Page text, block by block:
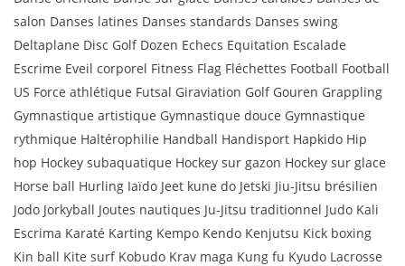
salon Danses latines Danses standards Danses swing
Deltaplane Disc Golf Dozen Echecs Equitation Escalade
Escrime Eveil corporel Fitness Flag Fléchettes Football Football
US Force athlétique Futsal Giraviation Golf Gouren Grappling
Gymnastique artistique Gymnastique douce Gymnastique
rythmique Haltérophilie Handball Handisport Hapkido Hip
hop Hockey subaquatique Hockey sur gazon Hockey sur glace
Horse ball Hurling Iaïdo Jeet kune do Jetski Jiu-Jitsu brésilien
Jodo Jorkyball Joutes nautiques Ju-Jitsu traditionnel Judo Kali
Escrima Karaté Karting Kempo Kendo Kenjutsu Kick boxing
Kin ball Kite surf Kobudo Krav maga Kung fu Kyudo Lacrosse